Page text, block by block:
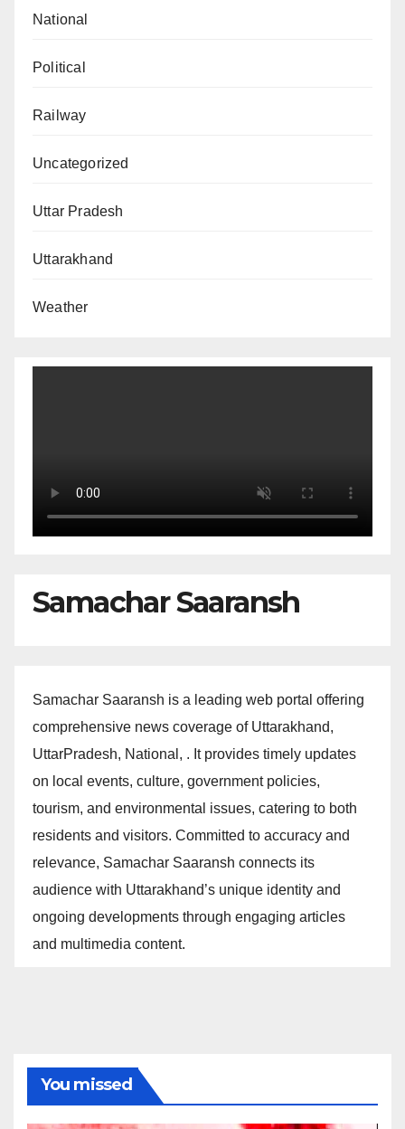
National
Political
Railway
Uncategorized
Uttar Pradesh
Uttarakhand
Weather
Samachar Saaransh
Samachar Saaransh is a leading web portal offering
comprehensive news coverage of Uttarakhand,
UttarPradesh, National, . It provides timely updates
on local events, culture, government policies,
tourism, and environmental issues, catering to both
residents and visitors. Committed to accuracy and
relevance, Samachar Saaransh connects its
audience with Uttarakhand’s unique identity and
ongoing developments through engaging articles
and multimedia content.
You missed